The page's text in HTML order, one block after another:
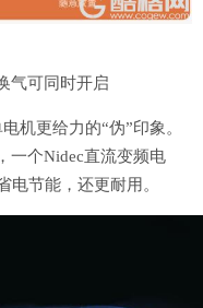
气可同时开启
机更给力的“伪”印象。
一个Nidec直流变频电
电节能，还更耐用。